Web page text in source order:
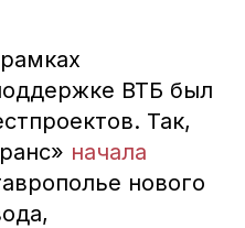
ВТБ был
Так,
начала
нового